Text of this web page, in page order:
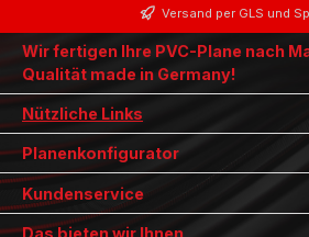
Versand per GLS und
Wir fertigen Ihre PVC-Plane nach
Qualität made in Germany!
Nützliche Links
Planenkonfigurator
Kundenservice
Das bieten wir Ihnen